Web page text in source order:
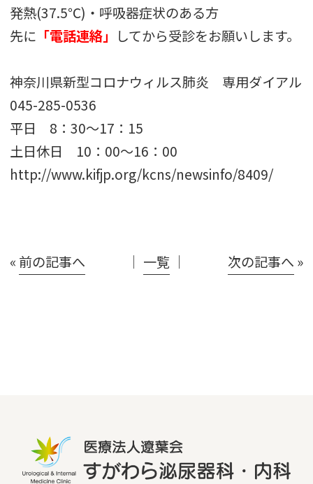
発熱(37.5℃)・呼吸器症状のある方
先に 「電話連絡」 してから受診をお願いします。
神奈川県新型コロナウィルス肺炎 専用ダイアル
045-285-0536
平日 8：30～17：15
土日休日 10：00～16：00
http://www.kifjp.org/kcns/newsinfo/8409/
« 前の記事へ │ 一覧 │ 次の記事へ »